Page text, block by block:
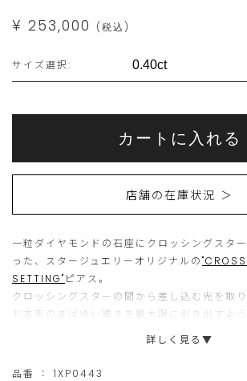
¥ 253,000
(税込)
サイズ選択:
Product
こ
ち
ら
の
品
は
15
個
ま
こ
の
商
品
現
在、
ご
購
入
カートに入れる
店舗の在庫状況 ＞
一粒ダイヤモンドの石座にクロッシングスタ
った、スタージュエリーオリジナルの
SETTING" ピアス。
クロッシングスターの間から差し込む光を取
ド本来のまばゆい輝きを最大限に引き出すよ
明感が際立ちます。
詳しく見る▼
品番 ：
1XP0443